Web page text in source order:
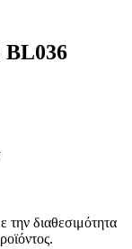
BL036
την διαθεσιμότητα